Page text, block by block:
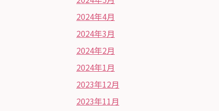
2024年4月
2024年3月
2024年2月
2024年1月
2023年12月
2023年11月